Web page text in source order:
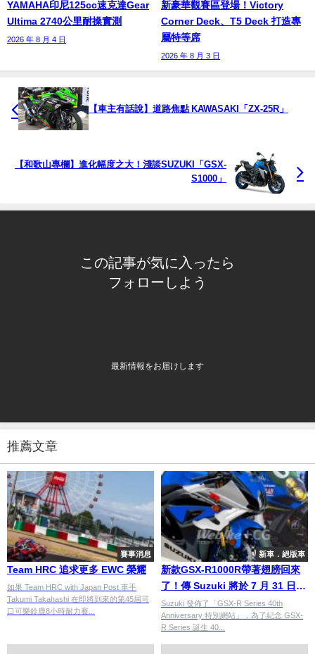
YAMAHA印尼125cc速克達Gear
Ultima 2740公里耐操實測
2026 年 8 月 4 日
新豪華觀賽區登場！Victory
Corner Deck、T5 Deck 打造專
屬特等席
2026 年 8 月 3 日
【車主有話說】道路焦點 KAWASAKI「ZX-25R」
【和歌山專欄】進化幅度之大！淺談SUZUKI「GSX-
S1000」
この記事が気に入ったら
フォローしよう
最新情報をお届けします
推薦文章
賽事消息
Team HRC 追求更多 EWC 榮耀
如果 Team HRC with Japan Post 車手
Takumi Takahashi 在即將到來的第45屆可
口可樂鈴鹿8小時耐力賽...
新車．絕版車
新款GSX-R1000R帶著翅膀回來
了！傳 Suzuki 將於 7 月 31 日揭
曉升級後 SS 車款
Suzuki 發佈了「GSX-R Series 40th
Anniversary 特別網站」，為了紀念 GSX-
R Series 誕生 40...